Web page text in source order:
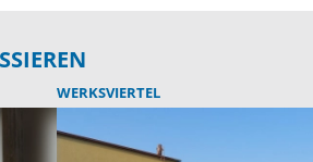
WERKSVIERTEL